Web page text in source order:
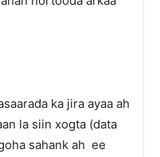
ka jira ayaa ah
la siin xogta (data
sahank ah ee